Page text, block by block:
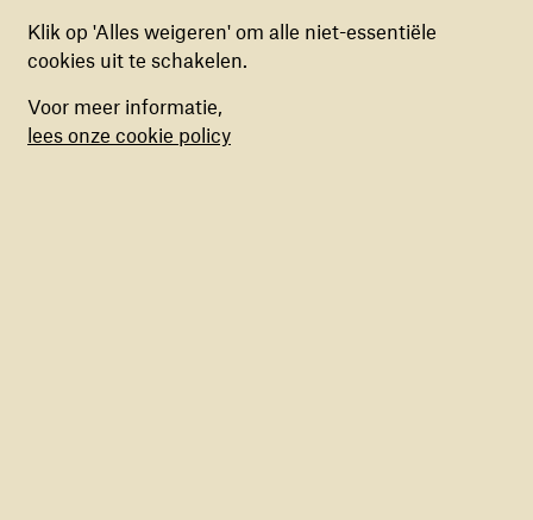
MARKETING COOKIES
maat gemaakte inhoud aan te bieden op basis
van surfgedrag binnen de website. Deze
Klik op 'Alles weigeren' om alle niet-essentiële
cookies uit te schakelen.
Voor meer informatie,
lees onze cookie policy